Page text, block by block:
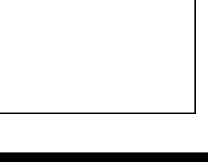
on Facebook
on Instagram